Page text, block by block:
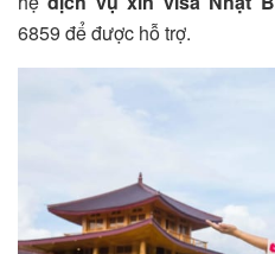
6859 để được hỗ trợ.